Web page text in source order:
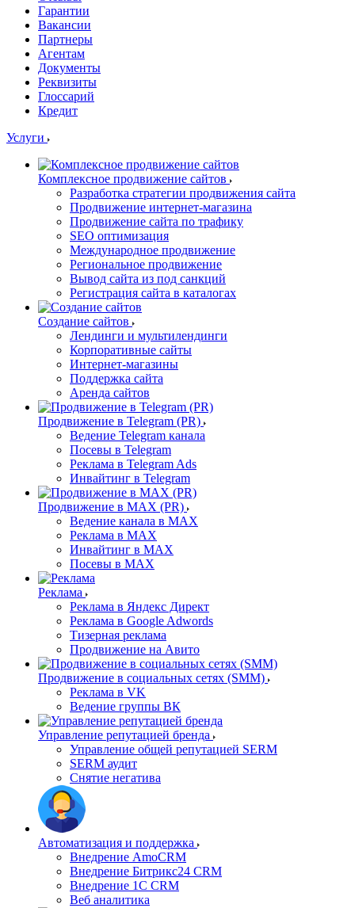
Гарантии
Вакансии
Партнеры
Агентам
Документы
Реквизиты
Глоссарий
Кредит
Услуги
Комплексное продвижение сайтов
Разработка стратегии продвижения сайта
Продвижение интернет-магазина
Продвижение сайта по трафику
SEO оптимизация
Международное продвижение
Региональное продвижение
Вывод сайта из под санкций
Регистрация сайта в каталогах
Создание сайтов
Лендинги и мультилендинги
Корпоративные сайты
Интернет-магазины
Поддержка сайта
Аренда сайтов
Продвижение в Telegram (PR)
Ведение Telegram канала
Посевы в Telegram
Реклама в Telegram Ads
Инвайтинг в Telegram
Продвижение в MAX (PR)
Ведение канала в MAX
Реклама в MAX
Инвайтинг в MAX
Посевы в MAX
Реклама
Реклама в Яндекс Директ
Реклама в Google Adwords
Тизерная реклама
Продвижение на Авито
Продвижение в социальных сетях (SMM)
Реклама в VK
Ведение группы ВК
Управление репутацией бренда
Управление общей репутацией SERM
SERM аудит
Снятие негатива
Автоматизация и поддержка
Внедрение AmoCRM
Внедрение Битрикс24 CRM
Внедрение 1C CRM
Веб аналитика